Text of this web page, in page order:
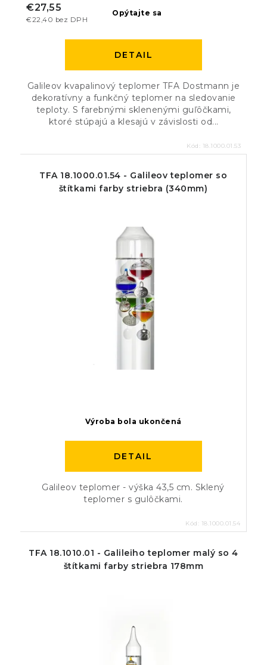
Opýtajte sa
€22,40 bez DPH
€27,55
DETAIL
Galileov kvapalinový teplomer TFA Dostmann je
dekoratívny a funkčný teplomer na sledovanie
teploty. S farebnými sklenenými guľôčkami,
ktoré stúpajú a klesajú v závislosti od...
Kód: 18.1000.01.53
TFA 18.1000.01.54 - Galileov teplomer so
štítkami farby striebra (340mm)
Výroba bola ukončená
DETAIL
Galileov teplomer - výška 43,5 cm. Sklený
teplomer s gulôčkami.
Kód: 18.1000.01.54
TFA 18.1010.01 - Galileiho teplomer malý so 4
štítkami farby striebra 178mm